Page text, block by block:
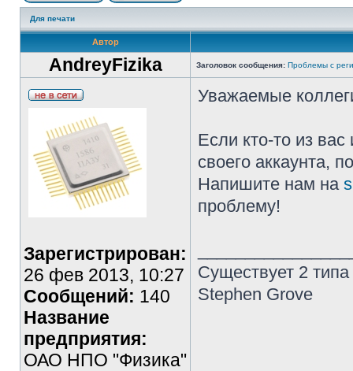
Для печати
Автор
AndreyFizika Заголовок сообщения: Проблемы с
Зарегистрирован:
26 фев 2013, 10:27
Сообщений: 140
Название
предприятия:
ОАО НПО "Физика"
Уважаемые
Если кто-то из
своего аккаунта,
Напишите нам на
проблему!
Существует 2
Stephen Grove